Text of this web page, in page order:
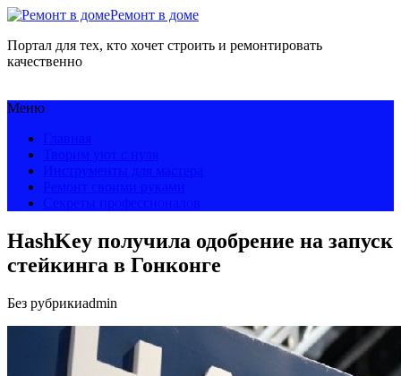
Ремонт в доме
Портал для тех, кто хочет строить и ремонтировать
качественно
Меню
HashKey получила одобрение на запуск
стейкинга в Гонконге
Без рубрикиadmin